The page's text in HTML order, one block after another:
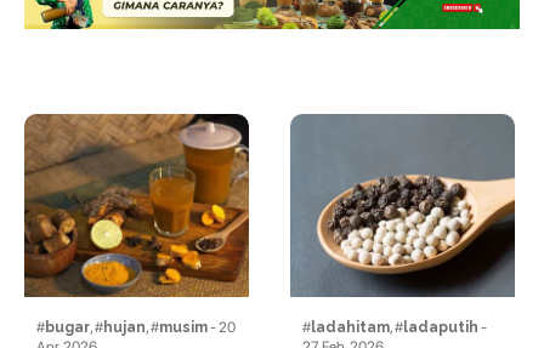
#bugar, #hujan, #musim- 20
#ladahitam, #ladaputih -